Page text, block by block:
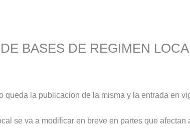
BASES DE REGIMEN
la publicacion de la misma y la entrada en
se va a modificar en breve en partes que afectan